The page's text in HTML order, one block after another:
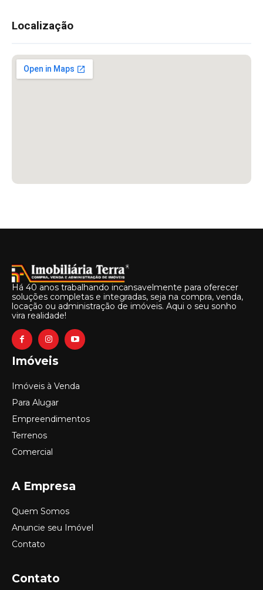
Localização
Há 40 anos trabalhando incansavelmente para oferecer
soluções completas e integradas, seja na compra, venda,
locação ou administração de imóveis. Aqui o seu sonho
vira realidade!
Imóveis
Imóveis à Venda
Para Alugar
Empreendimentos
Terrenos
Comercial
A Empresa
Quem Somos
Anuncie seu Imóvel
Contato
Contato